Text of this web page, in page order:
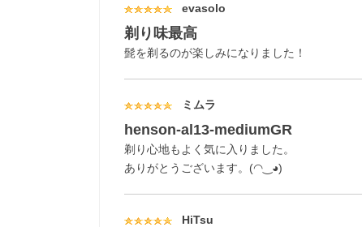
evasolo
剃り味最高
髭を剃るのが楽しみになりました！
ミムラ
henson-al13-mediumGR
剃り心地もよく気に入りました。
ありがとうございます。(⁠◠⁠‿⁠◕⁠)
HiTsu